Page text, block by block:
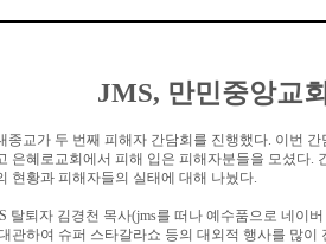
JMS, 만민중앙교회
종교가 두 번째 피해자 간담회를 진행했다. 이번 간
은혜로교회에서 피해 입은 피해자분들을 모셨다.
현황과 피해자들의 실태에 대해 나눴다.
탈퇴자 김경천 목사(jms를 떠나 예수품으로 네이
관하여 슈퍼 스타갈라쇼 등의 대외적 행사를 많이